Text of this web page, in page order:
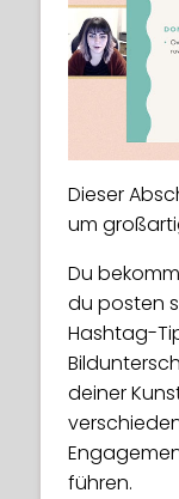
The
breaks
explains
Instagram.
Discover
times &
your
analytics’.
hard as
Lesson
Dieser
um
Du
du posten
Hashtag-
deiner
führen.